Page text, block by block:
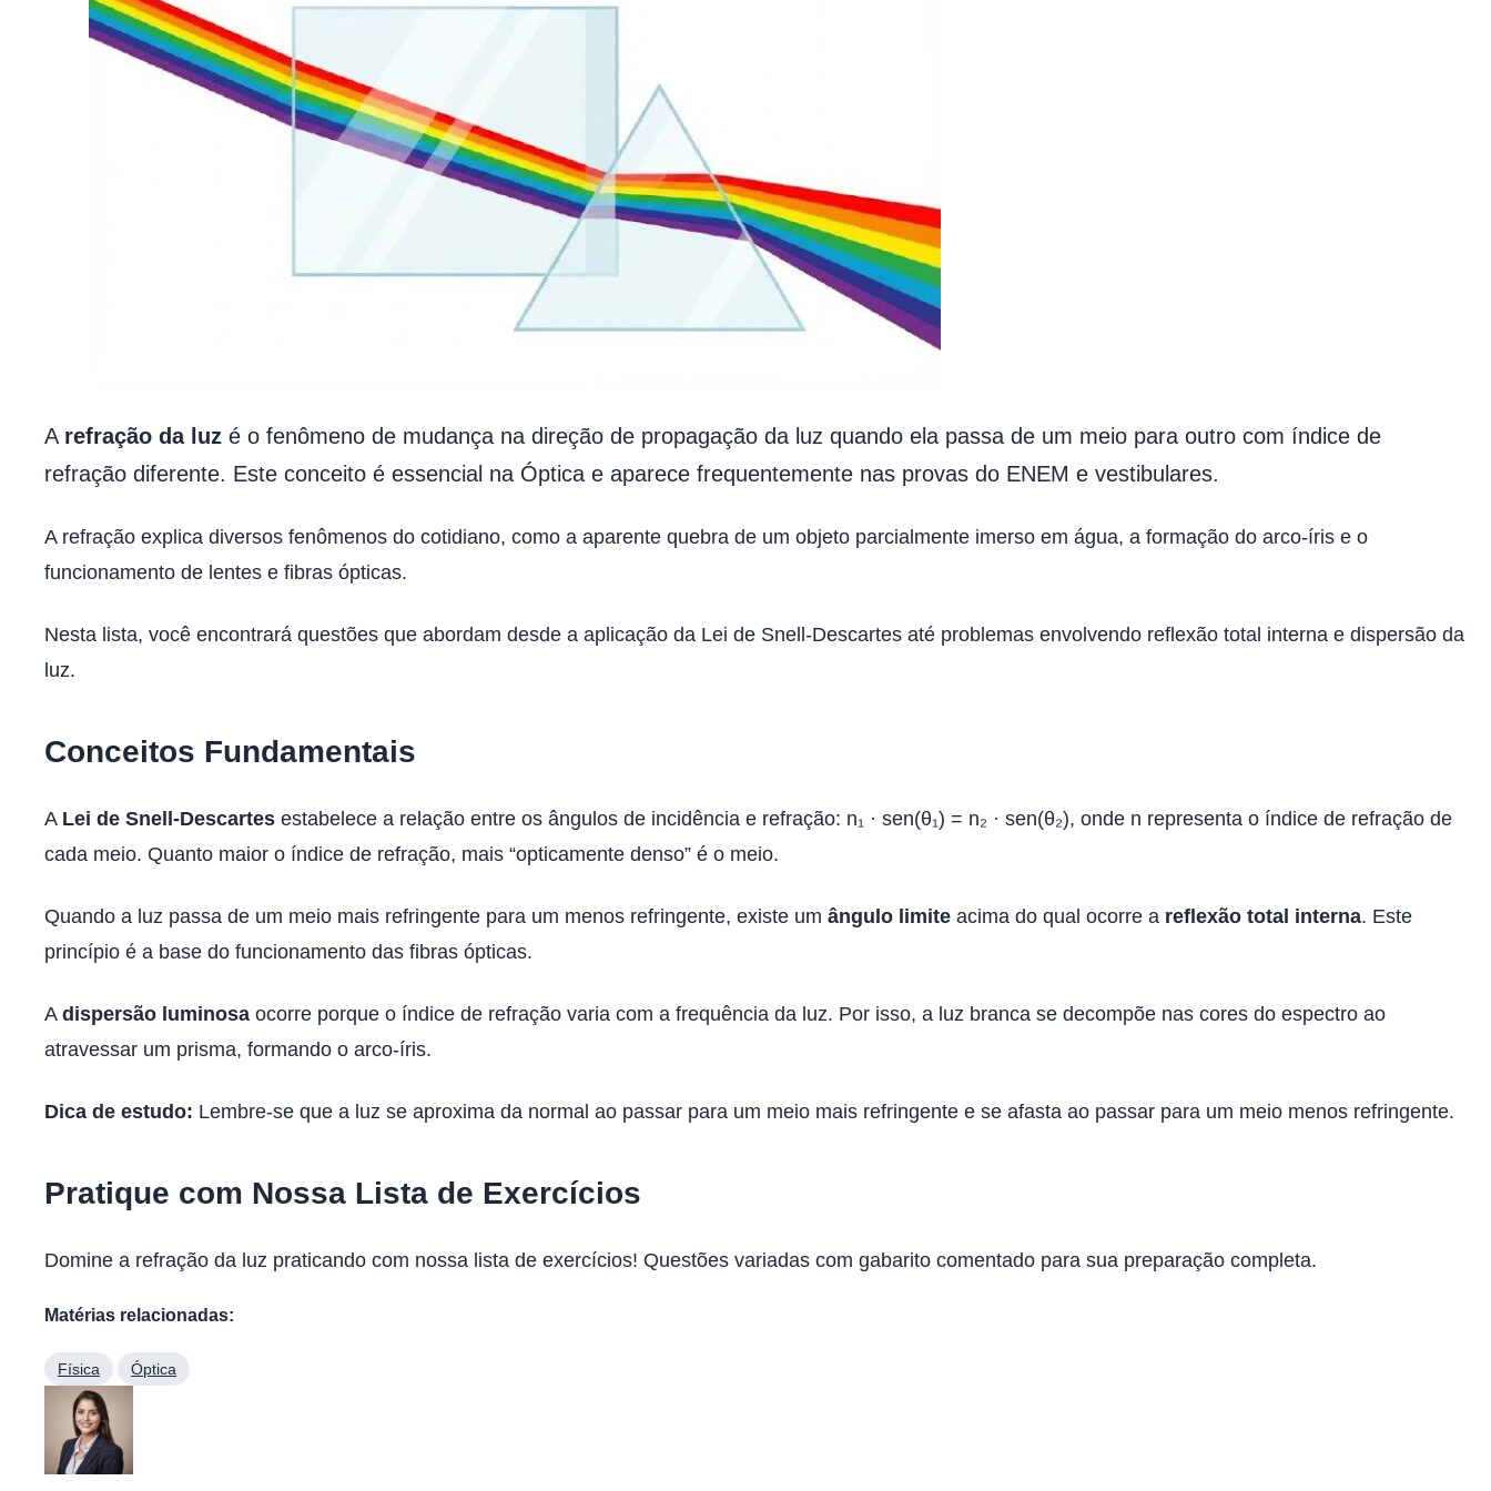
A refração da luz é o fenômeno de mudança na direção de propagação da luz quando ela passa de um meio para outro com índice de
refração diferente. Este conceito é essencial na Óptica e aparece frequentemente nas provas do ENEM e vestibulares.
A refração explica diversos fenômenos do cotidiano, como a aparente quebra de um objeto parcialmente imerso em água, a formação do arco-íris e o
funcionamento de lentes e fibras ópticas.
Nesta lista, você encontrará questões que abordam desde a aplicação da Lei de Snell-Descartes até problemas envolvendo reflexão total interna e dispersão da
luz.
Conceitos Fundamentais
A Lei de Snell-Descartes estabelece a relação entre os ângulos de incidência e refração: n₁ · sen(θ₁) = n₂ · sen(θ₂), onde n representa o índice de refração de
cada meio. Quanto maior o índice de refração, mais “opticamente denso” é o meio.
Quando a luz passa de um meio mais refringente para um menos refringente, existe um ângulo limite acima do qual ocorre a reflexão total interna. Este
princípio é a base do funcionamento das fibras ópticas.
A dispersão luminosa ocorre porque o índice de refração varia com a frequência da luz. Por isso, a luz branca se decompõe nas cores do espectro ao
atravessar um prisma, formando o arco-íris.
Dica de estudo: Lembre-se que a luz se aproxima da normal ao passar para um meio mais refringente e se afasta ao passar para um meio menos refringente.
Pratique com Nossa Lista de Exercícios
Domine a refração da luz praticando com nossa lista de exercícios! Questões variadas com gabarito comentado para sua preparação completa.
Matérias relacionadas:
Física Óptica